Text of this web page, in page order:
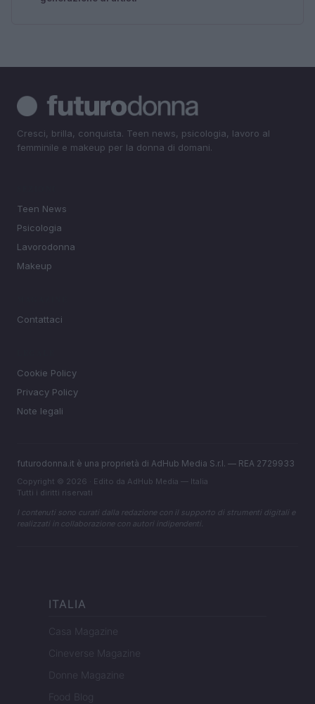
Cresci, brilla, conquista. Teen news, psicologia, lavoro al
femminile e makeup per la donna di domani.
Teen News
Psicologia
Lavorodonna
Makeup
Contattaci
Cookie Policy
Privacy Policy
Note legali
futurodonna.it è una proprietà di AdHub Media S.r.l. — REA 2729933
Copyright © 2026 · Edito da AdHub Media — Italia
Tutti i diritti riservati
I contenuti sono curati dalla redazione con il supporto di strumenti digitali e
realizzati in collaborazione con autori indipendenti.
ITALIA
Casa Magazine
Cineverse Magazine
Donne Magazine
Food Blog